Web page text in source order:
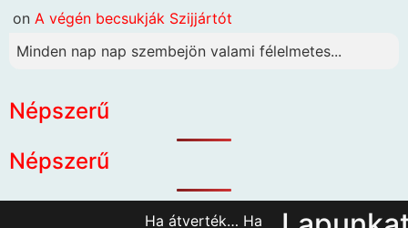
on A végén becsukják Szijjártót
Minden nap nap szembejön valami félelmetes...
Népszerű
Népszerű
Ha átverték… Ha